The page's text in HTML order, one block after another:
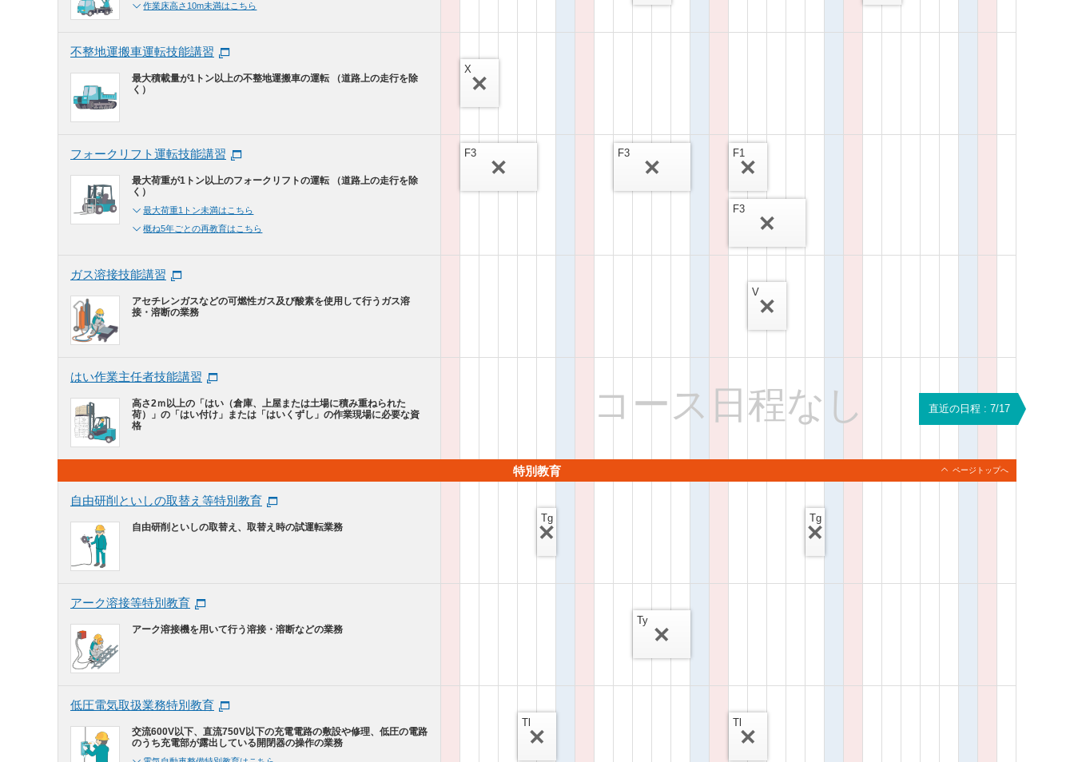
作業床高さ10m未満はこちら
不整地運搬車運転技能講習
最大積載量が1トン以上の不整地運搬車の運転 （道路上の走行を除
く）
X
フォークリフト運転技能講習
最大荷重が1トン以上のフォークリフトの運転 （道路上の走行を除
く）
最大荷重1トン未満はこちら
概ね5年ごとの再教育はこちら
F3 F3 F1
F3
ガス溶接技能講習
アセチレンガスなどの可燃性ガス及び酸素を使用して行うガス溶
接・溶断の業務
V
はい作業主任者技能講習
高さ2ｍ以上の「はい（倉庫、上屋または土場に積み重ねられた
荷）」の「はい付け」または「はいくずし」の作業現場に必要な資
格
コース日程なし 直近の日程 : 7/17
特別教育 ページトップへ
自由研削といしの取替え等特別教育
自由研削といしの取替え、取替え時の試運転業務
Tg Tg
アーク溶接等特別教育
アーク溶接機を用いて行う溶接・溶断などの業務
Ty
低圧電気取扱業務特別教育
交流600V以下、直流750V以下の充電電路の敷設や修理、低圧の電路
のうち充電部が露出している開閉器の操作の業務
Tl Tl